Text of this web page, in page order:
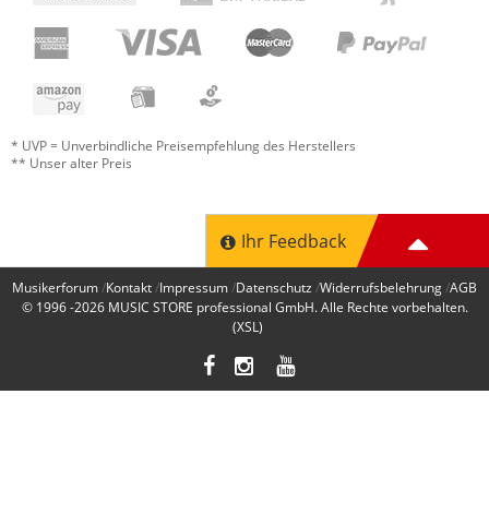
* UVP = Unverbindliche Preisempfehlung des Herstellers
** Unser alter Preis
Ihr Feedback
Musikerforum Kontakt Impressum Datenschutz Widerrufsbelehrung AGB
© 1996 -2026 MUSIC STORE professional GmbH. Alle Rechte vorbehalten.
(XSL)